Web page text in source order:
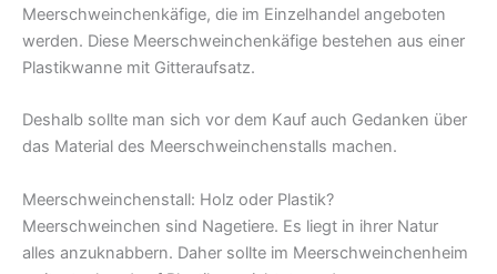
Meerschweinchenkäfige, die im Einzelhandel angeboten
werden. Diese Meerschweinchenkäfige bestehen aus einer
Plastikwanne mit Gitteraufsatz.
Deshalb sollte man sich vor dem Kauf auch Gedanken über
das Material des Meerschweinchenstalls machen.
Meerschweinchenstall: Holz oder Plastik?
Meerschweinchen sind Nagetiere. Es liegt in ihrer Natur
alles anzuknabbern. Daher sollte im Meerschweinchenheim